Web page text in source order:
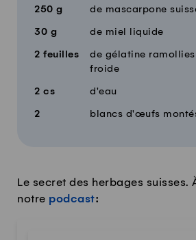
250 g de mascarpone
30 g de miel liquide
2 feuilles
de gélatine
froide
2 cs d'eau
2 blancs d'œufs
Le secret des herbages suisses.
notre podcast: